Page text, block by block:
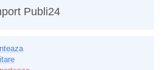
Publi24